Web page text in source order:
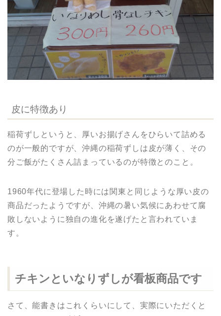
皮に特徴あり
稲荷ずしというと、厚いお揚げさんをひらいて詰める
のが一般的ですが、沖縄の稲荷ずしは皮が薄く、その
分ご飯がたくさん詰まっているのが特徴とのこと。
1960年代に登場した時には関東と同じような厚い皮の
商品だったようですが、沖縄の暑い気候にあわせて腐
敗しないように独自の進化を遂げたと言われていま
す。
チキンといなりずしが看板商品です
さて、能書きはこれくらいにして、実際にいただくと